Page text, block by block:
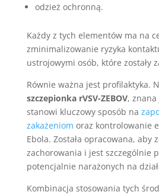
odzież ochronną.
Każdy z tych elementów ma na
zminimalizowanie ryzyka
ustrojowymi osób, które zostały
Równie ważna jest profilaktyka.
szczepionka rVSV-ZEBOV, znana
stanowi kluczowy sposób na
zakażeniom oraz kontrolowanie
Ebola. Została opracowana, aby
zachorowania i jest szczególnie
potencjalnie narażonych na
Kombinacja stosowania tych